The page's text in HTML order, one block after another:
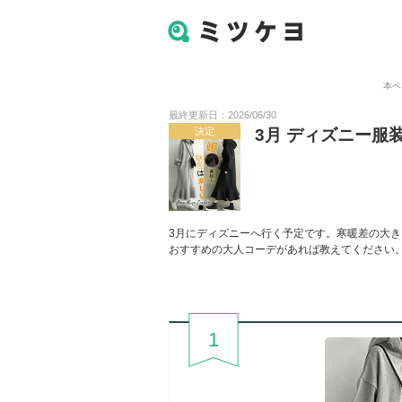
本
最終更新日：2026/06/30
決定
3月 ディズニー服
3月にディズニーへ行く予定です。寒暖差の大
おすすめの大人コーデがあれば教えてください
1